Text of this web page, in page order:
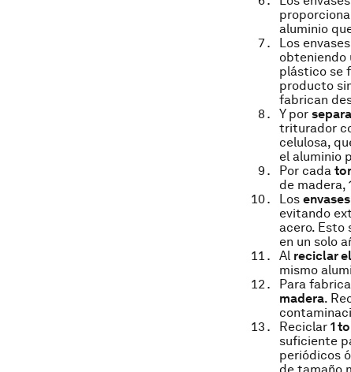
aluminio
Los
obteniendo
plástico se
producto
fabrican
Y por
triturador
celulosa,
el aluminio
Por cada
de madera,
Los
evitando
acero. Esto
en un solo
Al reciclar
mismo
Para
madera.
Reciclar 1
suficiente
periódicos